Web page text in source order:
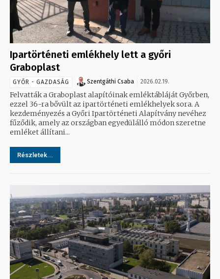
Ipartörténeti emlékhely lett a győri
Graboplast
GYŐR - GAZDASÁG Szentgáthi Csaba 2026.02.19.
Felvatták a Graboplast alapítóinak emléktábláját Győrben,
ezzel 36-ra bővült az ipartörténeti emlékhelyek sora. A
kezdeményezés a Győri Ipartörténeti Alapítvány nevéhez
fűződik, amely az országban egyedülálló módon szeretne
emléket állítani...
Részletek...